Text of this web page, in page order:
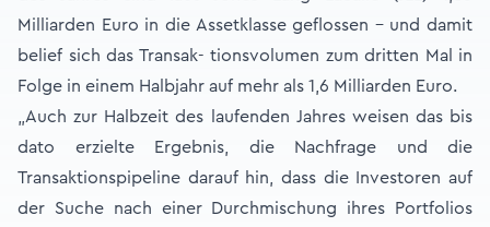
Milliarden Euro in die Assetklasse geflossen – und damit
belief sich das Transak- tionsvolumen zum dritten Mal in
Folge in einem Halbjahr auf mehr als 1,6 Milliarden Euro.
„Auch zur Halbzeit des laufenden Jahres weisen das bis
dato erzielte Ergebnis, die Nachfrage und die
Transaktionspipeline darauf hin, dass die Investoren auf
der Suche nach einer Durchmischung ihres Portfolios